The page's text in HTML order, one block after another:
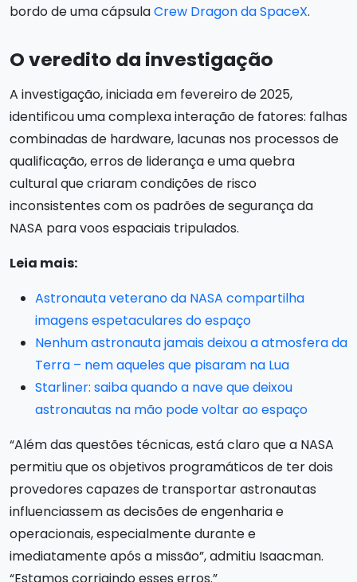
bordo de uma cápsulaCrew Dragon da SpaceX.
O veredito da investigação
A investigação, iniciada em fevereiro de 2025,
identificou uma complexa interação de fatores: falhas
combinadas de hardware, lacunas nos processos de
qualificação, erros de liderança e uma quebra
cultural que criaram condições de risco
inconsistentes com os padrões de segurança da
NASA para voos espaciais tripulados.
Leia mais:
Astronauta veterano da NASA compartilha
imagens espetaculares do espaço
Nenhum astronauta jamais deixou a atmosfera da
Terra – nem aqueles que pisaram na Lua
Starliner: saiba quando a nave que deixou
astronautas na mão pode voltar ao espaço
“Além das questões técnicas, está claro que a NASA
permitiu que os objetivos programáticos de ter dois
provedores capazes de transportar astronautas
influenciassem as decisões de engenharia e
operacionais, especialmente durante e
imediatamente após a missão”, admitiu Isaacman.